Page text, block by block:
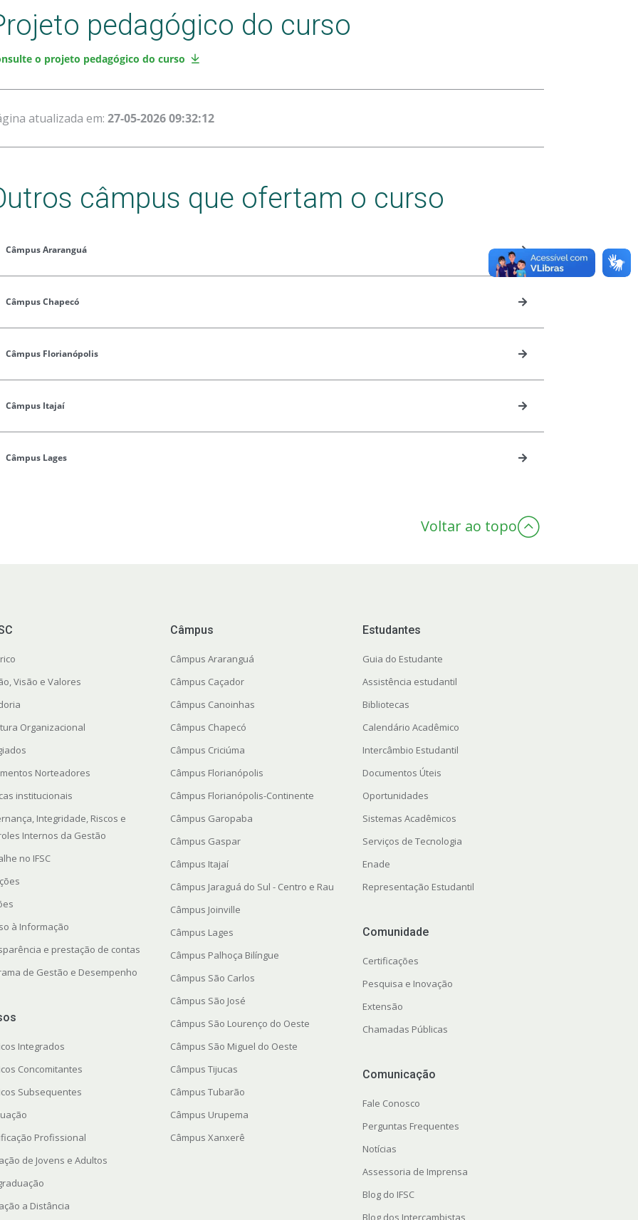
pedagógico do curso
o projeto pedagógico do curso
atualizada em: 27-05-2026 09:32:12
câmpus que ofertam o curso
Câmpus Araranguá
Câmpus Chapecó
Câmpus Florianópolis
Câmpus Itajaí
Câmpus Lages
Voltar ao topo
Visão e Valores
Organizacional
Norteadores
institucionais
Integridade, Riscos e
Internos da Gestão
no IFSC
à Informação
e prestação de contas
de Gestão e Desempenho
Integrados
Concomitantes
Subsequentes
Profissional
de Jovens e Adultos
a Distância
Câmpus
Câmpus Araranguá
Câmpus Caçador
Câmpus Canoinhas
Câmpus Chapecó
Câmpus Criciúma
Câmpus Florianópolis
Câmpus Florianópolis-Continente
Câmpus Garopaba
Câmpus Gaspar
Câmpus Itajaí
Câmpus Jaraguá do Sul - Centro e Rau
Câmpus Joinville
Câmpus Lages
Câmpus Palhoça Bilíngue
Câmpus São Carlos
Câmpus São José
Câmpus São Lourenço do Oeste
Câmpus São Miguel do Oeste
Câmpus Tijucas
Câmpus Tubarão
Câmpus Urupema
Câmpus Xanxerê
Estudantes
Guia do Estudante
Assistência estudantil
Bibliotecas
Calendário Acadêmico
Intercâmbio Estudantil
Documentos Úteis
Oportunidades
Sistemas Acadêmicos
Serviços de Tecnologia
Enade
Representação Estudantil
Comunidade
Certificações
Pesquisa e Inovação
Extensão
Chamadas Públicas
Comunicação
Fale Conosco
Perguntas Frequentes
Notícias
Assessoria de Imprensa
Blog do IFSC
Blog dos Intercambistas